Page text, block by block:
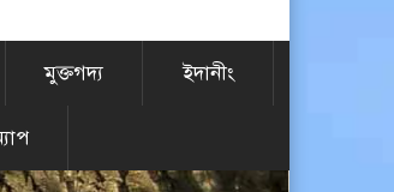
মুক্তগদ্য ইদানীং